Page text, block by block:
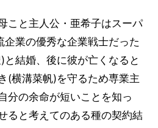
こと主人公・亜希子はスーパ
業の優秀な企業戦士だった
結婚、後に彼が亡くなると
(横溝菜帆)を守るため専業主
分の余命が短いことを知っ
ると考えてのある種の契約結